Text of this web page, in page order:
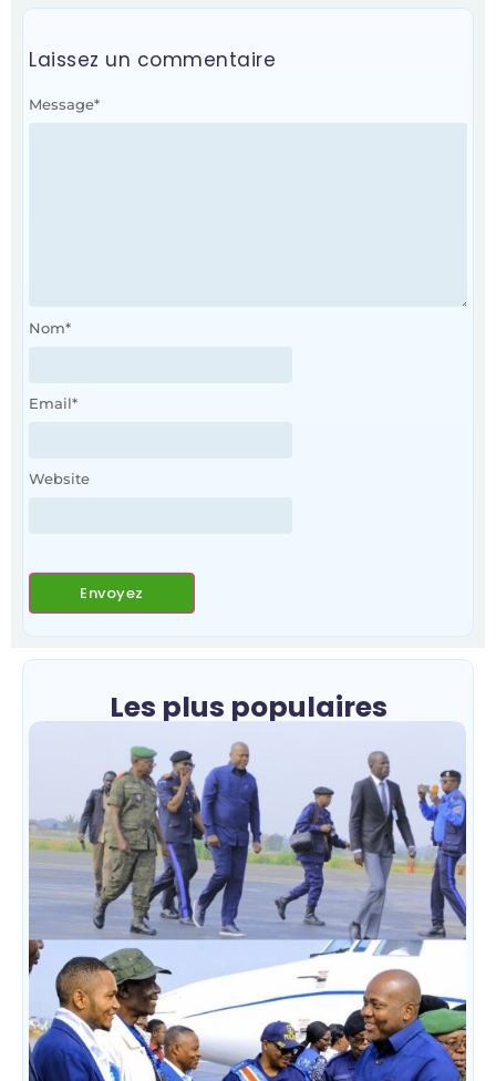
Laissez un commentaire
Message*
Nom*
Email*
Website
Les plus populaires